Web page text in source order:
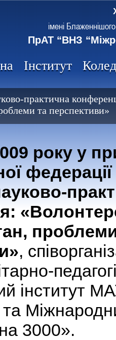
імені
ПрАТ “ВНЗ
Інститут
практична
та перспективи»
року у
,
інститут
3000».